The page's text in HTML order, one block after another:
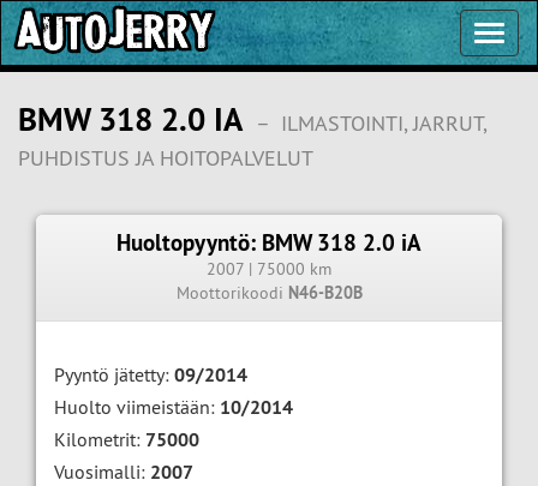
BMW 318 2.0 IA – ILMASTOINTI, JARRUT,
PUHDISTUS JA HOITOPALVELUT
Huoltopyyntö: BMW 318 2.0 iA
2007 | 75000 km
Moottorikoodi N46-B20B
Pyyntö jätetty: 09/2014
Huolto viimeistään: 10/2014
Kilometrit: 75000
Vuosimalli: 2007